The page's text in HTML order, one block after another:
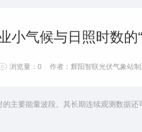
小气候与日照时数的
浏览量： 0 作者：辉阳智联光伏气象站制
主要能量波段。其长期连续观测数据